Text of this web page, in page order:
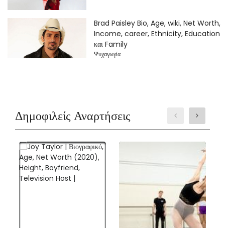
Brad Paisley Bio, Age, wiki, Net Worth,
Income, career, Ethnicity, Education
και Family
Ψυχαγωγία
Δημοφιλείς Αναρτήσεις